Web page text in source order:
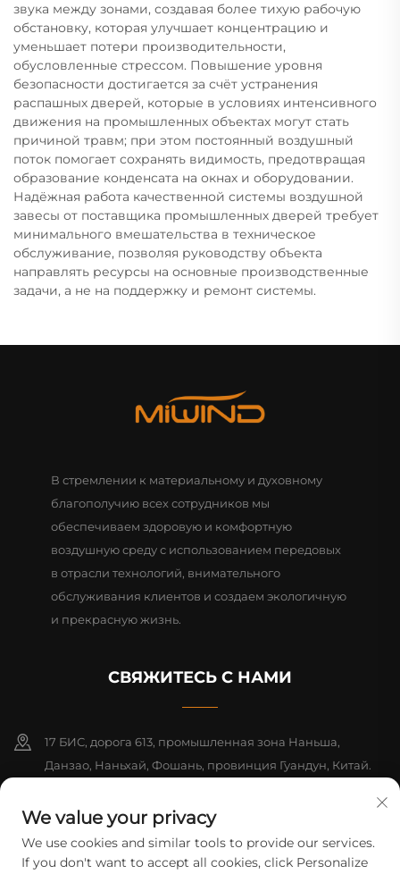
звука между зонами, создавая более тихую рабочую
обстановку, которая улучшает концентрацию и
уменьшает потери производительности,
обусловленные стрессом. Повышение уровня
безопасности достигается за счёт устранения
распашных дверей, которые в условиях интенсивного
движения на промышленных объектах могут стать
причиной травм; при этом постоянный воздушный
поток помогает сохранять видимость, предотвращая
образование конденсата на окнах и оборудовании.
Надёжная работа качественной системы воздушной
завесы от поставщика промышленных дверей требует
минимального вмешательства в техническое
обслуживание, позволяя руководству объекта
направлять ресурсы на основные производственные
задачи, а не на поддержку и ремонт системы.
В стремлении к материальному и духовному
благополучию всех сотрудников мы
обеспечиваем здоровую и комфортную
воздушную среду с использованием передовых
в отрасли технологий, внимательного
обслуживания клиентов и создаем экологичную
и прекрасную жизнь.
СВЯЖИТЕСЬ С НАМИ
17 БИС, дорога 613, промышленная зона Наньша,
Данзао, Наньхай, Фошань, провинция Гуандун, Китай.
+86-13726355315
[email protected]
We value your privacy
We use cookies and similar tools to provide our services.
If you don't want to accept all cookies, click Personalize